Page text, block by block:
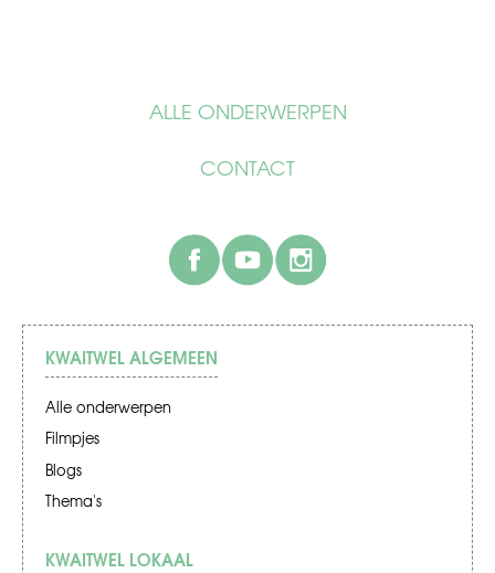
ALLE ONDERWERPEN
CONTACT
facebook
KWAITWEL ALGEMEEN
Alle onderwerpen
Filmpjes
Blogs
Thema's
KWAITWEL LOKAAL